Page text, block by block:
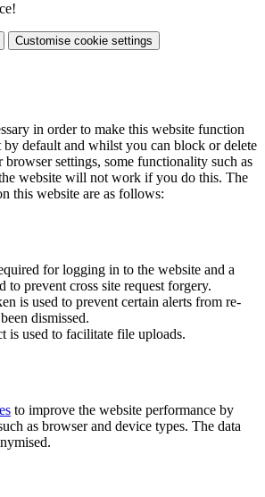
Customise cookie settings
in order to make this website function
by default and whilst you can block or delete
settings, some functionality such as
website will not work if you do this. The
this website are as follows:
for logging in to the website and a
to prevent cross site request forgery.
is used to prevent certain alerts from re-
dismissed.
is used to facilitate file uploads.
to improve the website performance by
as browser and device types. The data